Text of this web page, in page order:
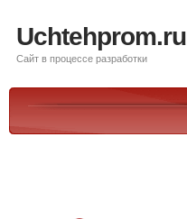
Uchtehprom.ru
Сайт в процессе разработки